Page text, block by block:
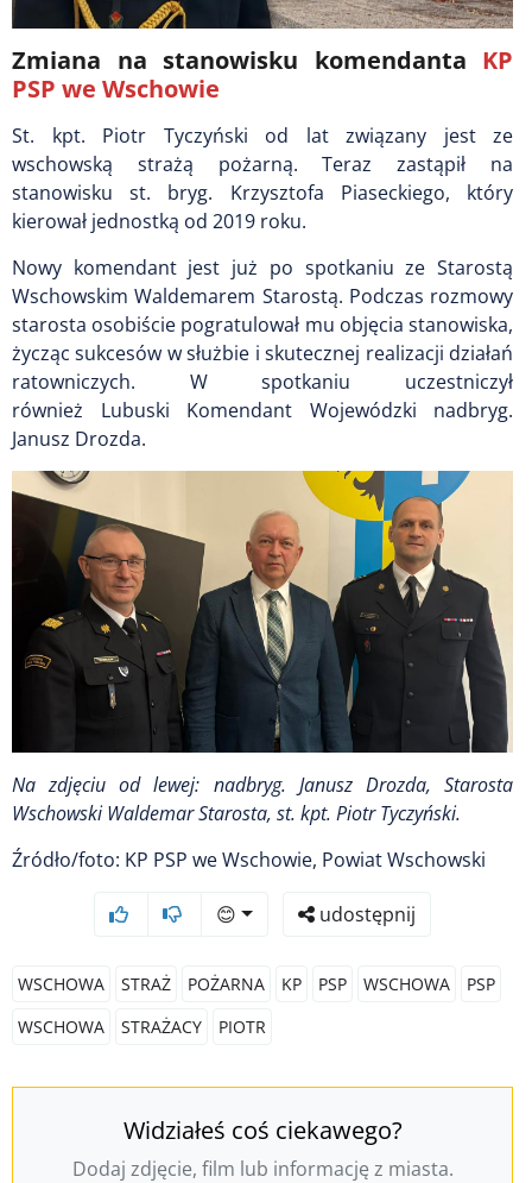
Zmiana na stanowisku komendanta KP
PSP we Wschowie
St. kpt. Piotr Tyczyński od lat związany jest ze
wschowską strażą pożarną. Teraz zastąpił na
stanowisku st. bryg. Krzysztofa Piaseckiego, który
kierował jednostką od 2019 roku.
Nowy komendant jest już po spotkaniu ze Starostą
Wschowskim Waldemarem Starostą. Podczas rozmowy
starosta osobiście pogratulował mu objęcia stanowiska,
życząc sukcesów w służbie i skutecznej realizacji działań
ratowniczych. W spotkaniu uczestniczył
również Lubuski Komendant Wojewódzki nadbryg.
Janusz Drozda.
Na zdjęciu od lewej: nadbryg. Janusz Drozda, Starosta
Wschowski Waldemar Starosta, st. kpt. Piotr Tyczyński.
Źródło/foto: KP PSP we Wschowie, Powiat Wschowski
😊 udostępnij
WSCHOWA STRAŻ POŻARNA KP PSP WSCHOWA
PSP
WSCHOWA
STRAŻACY PIOTR
Widziałeś coś ciekawego?
Dodaj zdjęcie, film lub informację z miasta.